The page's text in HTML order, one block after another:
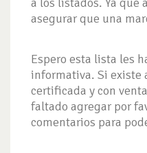
asegurar que una
Espero esta lista les
informativa. Si existe
certificada y con
faltado agregar por
comentarios para